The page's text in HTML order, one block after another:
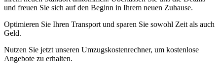
und freuen Sie sich auf den Beginn in Ihrem neuen Zuhause.
Optimieren Sie Ihren Transport und sparen Sie sowohl Zeit als auch
Geld.
Nutzen Sie jetzt unseren Umzugskostenrechner, um kostenlose
Angebote zu erhalten.